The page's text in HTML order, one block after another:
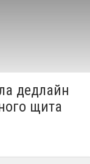
дедлайн
щита